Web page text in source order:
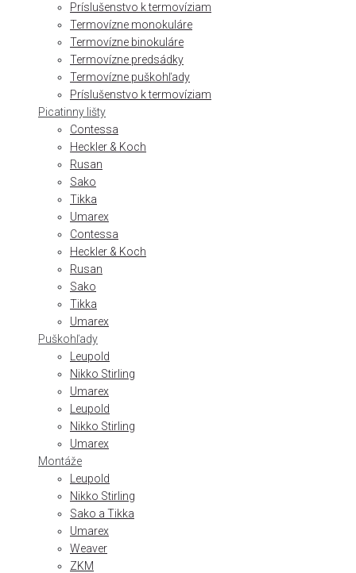
Príslušenstvo k termovíziam
Termovízne monokuláre
Termovízne binokuláre
Termovízne predsádky
Termovízne puškohľady
Príslušenstvo k termovíziam
Picatinny lišty
Contessa
Heckler & Koch
Rusan
Sako
Tikka
Umarex
Contessa
Heckler & Koch
Rusan
Sako
Tikka
Umarex
Puškohľady
Leupold
Nikko Stirling
Umarex
Leupold
Nikko Stirling
Umarex
Montáže
Leupold
Nikko Stirling
Sako a Tikka
Umarex
Weaver
ZKM